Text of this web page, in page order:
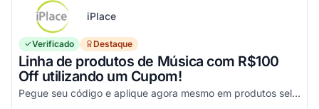
iPlace
Verificado Destaque
Linha de produtos de Música com R$100
Off utilizando um Cupom!
Pegue seu código e aplique agora mesmo em produtos selecionados para garantir seus descontos!